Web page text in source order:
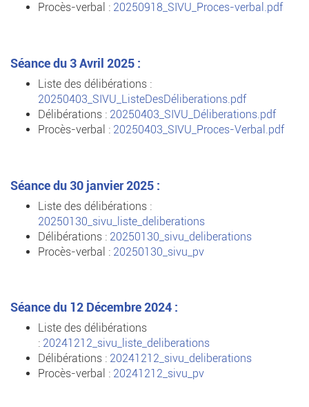
Procès-verbal : 20250918_SIVU_Proces-verbal.pdf
Séance du 3 Avril 2025 :
Liste des délibérations :
20250403_SIVU_ListeDesDéliberations.pdf
Délibérations : 20250403_SIVU_Déliberations.pdf
Procès-verbal : 20250403_SIVU_Proces-Verbal.pdf
Séance du 30 janvier 2025 :
Liste des délibérations :
20250130_sivu_liste_deliberations
Délibérations : 20250130_sivu_deliberations
Procès-verbal : 20250130_sivu_pv
Séance du 12 Décembre 2024 :
Liste des délibérations
: 20241212_sivu_liste_deliberations
Délibérations : 20241212_sivu_deliberations
Procès-verbal : 20241212_sivu_pv